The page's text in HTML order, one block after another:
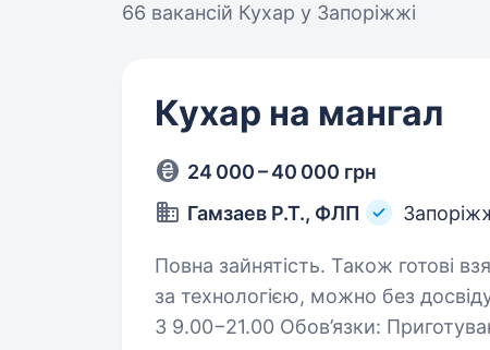
66 вакансій Кухар у Запоріжжі
Кухар на мангал
24 000 – 40 000 грн
Гамзаев Р.Т., ФЛП
Повна зайнятість. Також готові взяти студента.
за технологією, можно без досвіду Навчимо ! Умови роботи: 4/3
З 9.00−21.00 Обов’язки: Приготування мʼяса на мангалі Приготування страв